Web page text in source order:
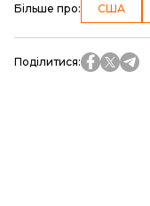
Більше про: США
Поділитися: